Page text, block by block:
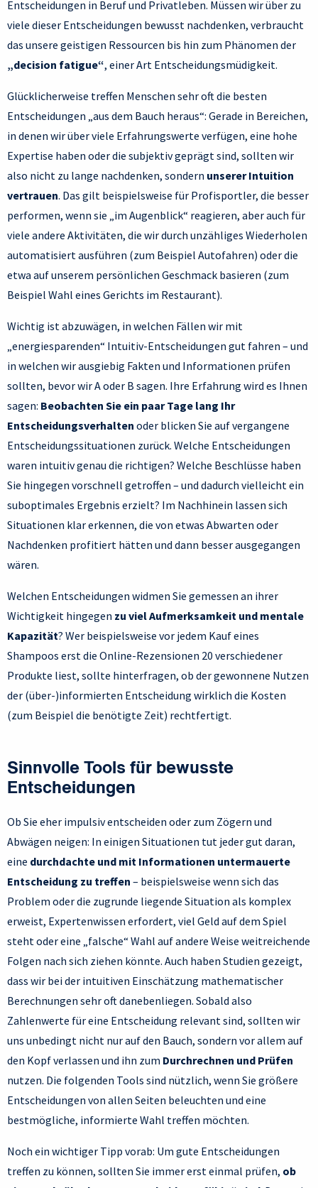
Entscheidungen in Beruf und Privatleben. Müssen wir über zu
viele dieser Entscheidungen bewusst nachdenken, verbraucht
das unsere geistigen Ressourcen bis hin zum Phänomen der
„decision fatigue“, einer Art Entscheidungsmüdigkeit.
Glücklicherweise treffen Menschen sehr oft die besten
Entscheidungen „aus dem Bauch heraus“: Gerade in Bereichen,
in denen wir über viele Erfahrungswerte verfügen, eine hohe
Expertise haben oder die subjektiv geprägt sind, sollten wir
also nicht zu lange nachdenken, sondern unserer Intuition
vertrauen. Das gilt beispielsweise für Profisportler, die besser
performen, wenn sie „im Augenblick“ reagieren, aber auch für
viele andere Aktivitäten, die wir durch unzähliges Wiederholen
automatisiert ausführen (zum Beispiel Autofahren) oder die
etwa auf unserem persönlichen Geschmack basieren (zum
Beispiel Wahl eines Gerichts im Restaurant).
Wichtig ist abzuwägen, in welchen Fällen wir mit
„energiesparenden“ Intuitiv-Entscheidungen gut fahren – und
in welchen wir ausgiebig Fakten und Informationen prüfen
sollten, bevor wir A oder B sagen. Ihre Erfahrung wird es Ihnen
sagen: Beobachten Sie ein paar Tage lang Ihr
Entscheidungsverhalten oder blicken Sie auf vergangene
Entscheidungssituationen zurück. Welche Entscheidungen
waren intuitiv genau die richtigen? Welche Beschlüsse haben
Sie hingegen vorschnell getroffen – und dadurch vielleicht ein
suboptimales Ergebnis erzielt? Im Nachhinein lassen sich
Situationen klar erkennen, die von etwas Abwarten oder
Nachdenken profitiert hätten und dann besser ausgegangen
wären.
Welchen Entscheidungen widmen Sie gemessen an ihrer
Wichtigkeit hingegen zu viel Aufmerksamkeit und mentale
Kapazität? Wer beispielsweise vor jedem Kauf eines
Shampoos erst die Online-Rezensionen 20 verschiedener
Produkte liest, sollte hinterfragen, ob der gewonnene Nutzen
der (über-)informierten Entscheidung wirklich die Kosten
(zum Beispiel die benötigte Zeit) rechtfertigt.
Sinnvolle Tools für bewusste
Entscheidungen
Ob Sie eher impulsiv entscheiden oder zum Zögern und
Abwägen neigen: In einigen Situationen tut jeder gut daran,
eine durchdachte und mit Informationen untermauerte
Entscheidung zu treffen – beispielsweise wenn sich das
Problem oder die zugrunde liegende Situation als komplex
erweist, Expertenwissen erfordert, viel Geld auf dem Spiel
steht oder eine „falsche“ Wahl auf andere Weise weitreichende
Folgen nach sich ziehen könnte. Auch haben Studien gezeigt,
dass wir bei der intuitiven Einschätzung mathematischer
Berechnungen sehr oft danebenliegen. Sobald also
Zahlenwerte für eine Entscheidung relevant sind, sollten wir
uns unbedingt nicht nur auf den Bauch, sondern vor allem auf
den Kopf verlassen und ihn zum Durchrechnen und Prüfen
nutzen. Die folgenden Tools sind nützlich, wenn Sie größere
Entscheidungen von allen Seiten beleuchten und eine
bestmögliche, informierte Wahl treffen möchten.
Noch ein wichtiger Tipp vorab: Um gute Entscheidungen
treffen zu können, sollten Sie immer erst einmal prüfen, ob